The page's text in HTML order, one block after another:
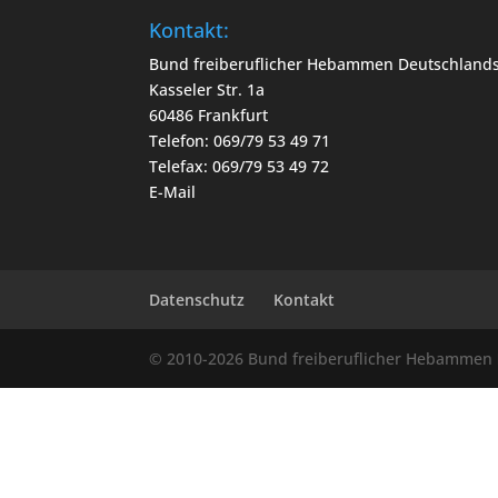
Kontakt:
Bund freiberuflicher Hebammen
Kasseler Str. 1a
60486 Frankfurt
Telefon: 069/79 53 49 71
Telefax: 069/79 53 49 72
E-Mail
Datenschutz Kontakt
© 2010-2026 Bund freiberuflicher Hebammen